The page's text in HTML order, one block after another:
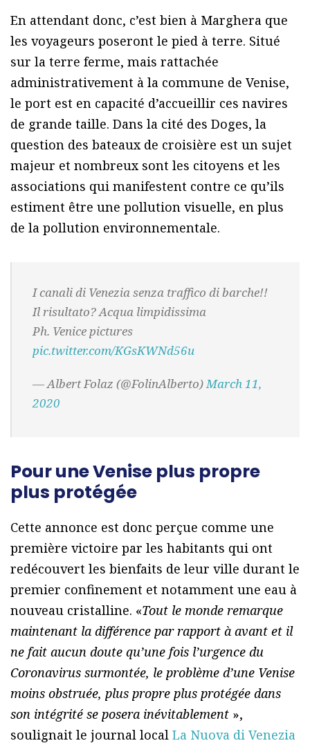
En attendant donc, c’est bien à Marghera que
les voyageurs poseront le pied à terre. Situé
sur la terre ferme, mais rattachée
administrativement à la commune de Venise,
le port est en capacité d’accueillir ces navires
de grande taille. Dans la cité des Doges, la
question des bateaux de croisière est un sujet
majeur et nombreux sont les citoyens et les
associations qui manifestent contre ce qu’ils
estiment être une pollution visuelle, en plus
de la pollution environnementale.
I canali di Venezia senza traffico di barche!!
Il risultato? Acqua limpidissima
Ph. Venice pictures
pic.twitter.com/KGsKWNd56u
— Albert Folaz (@FolinAlberto)March 11,
2020
Pour une Venise plus propre
plus protégée
Cette annonce est donc perçue comme une
première victoire par les habitants qui ont
redécouvert les bienfaits de leur ville durant le
premier confinement et notamment une eau à
nouveau cristalline. «Tout le monde remarque
maintenant la différence par rapport à avant et il
ne fait aucun doute qu’une fois l’urgence du
Coronavirus surmontée, le problème d’une Venise
moins obstruée, plus propre plus protégée dans
son intégrité se posera inévitablement »,
soulignait le journal local La Nuova di Venezia